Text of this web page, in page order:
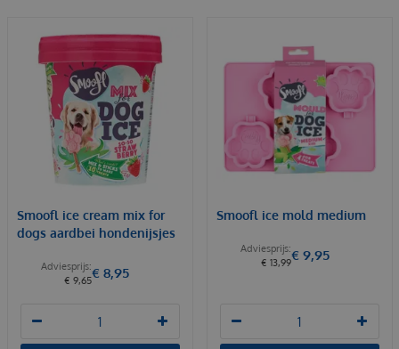
Smoofl ice cream mix for
dogs aardbei hondenijsjes
€ 9,65€ 8,95
Smoofl ice mold medium
€ 13,99€ 9,95